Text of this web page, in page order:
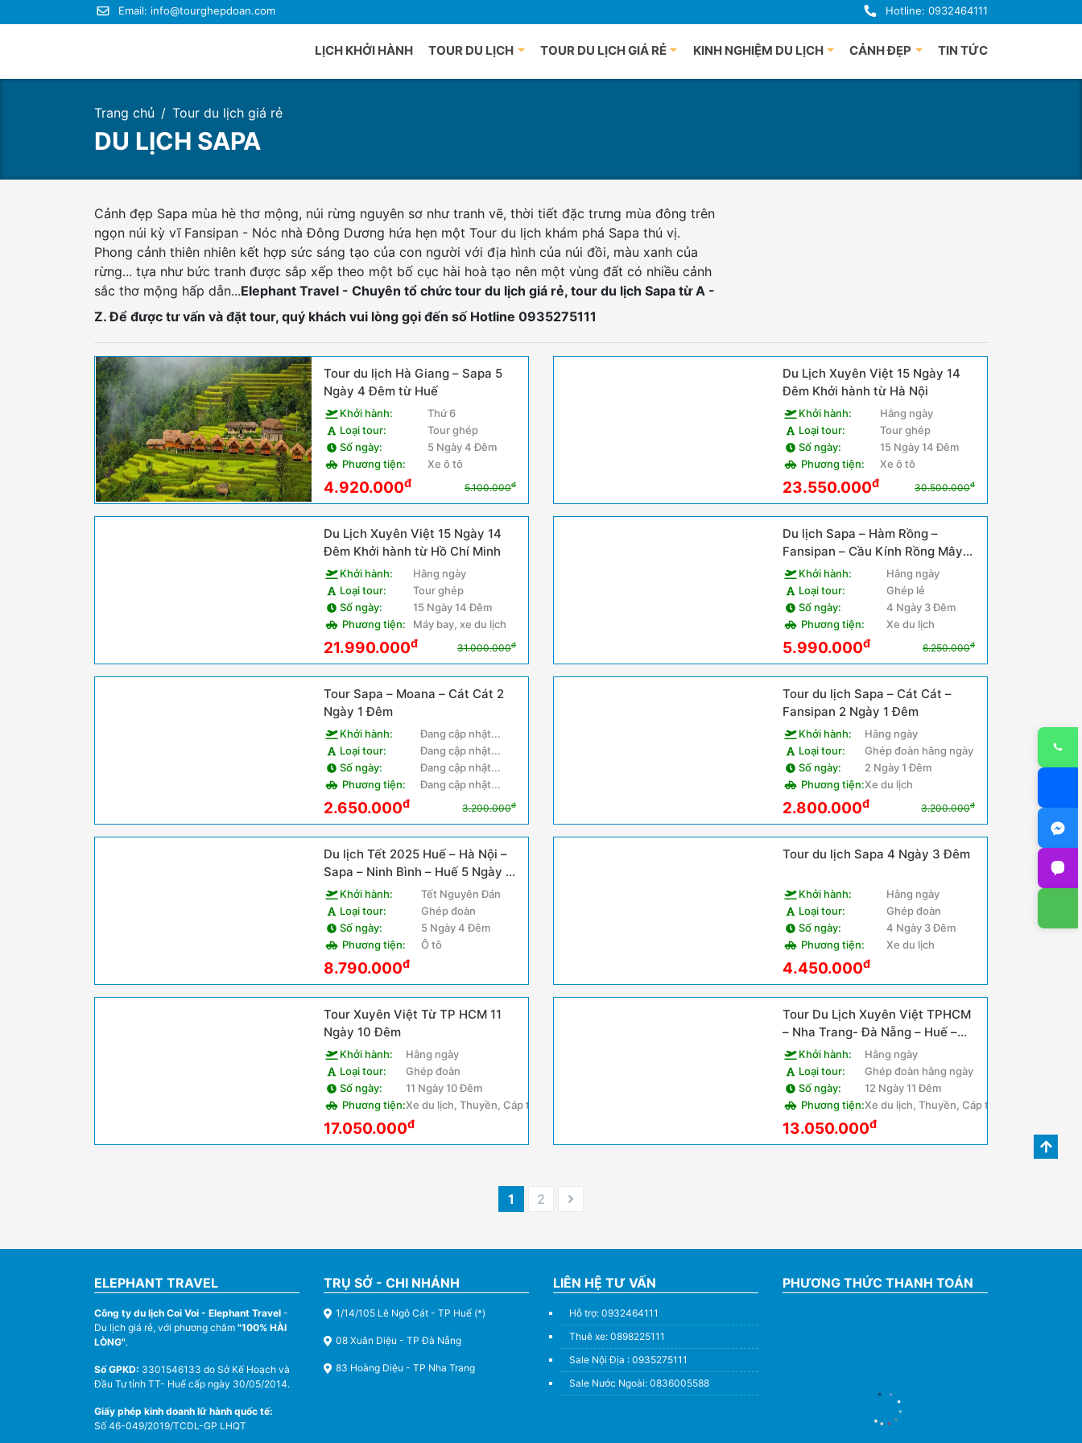
Email: info@tourghepdoan.com Hotline: 0932464111
LỊCH KHỞI HÀNH TOUR DU LỊCH
Du lịch Thái Lan
Du lịch Singapore
Du lịch Vĩnh Phúc
Du lịch Sapa
Du lịch Sơn La
Du lịch Cao Bằng
Du lịch Hà Giang
Du lịch Bắc Kạn
Du lịch Quảng Ngãi
Du lịch Nha Trang
Du lịch Bình Định
Du lịch Đà Lạt
Du lịch Phan Thiết
TOUR DU LỊCH GIÁ RẺ KINH NGHIỆM DU LỊCH CẢNH ĐẸP TIN TỨC
Trang chủ Tour du lịch giá rẻ
DU LỊCH SAPA
Cảnh đẹp Sapa mùa hè thơ mộng, núi rừng nguyên sơ như tranh vẽ, thời tiết đặc trưng mùa đông trên
ngọn núi kỳ vĩ Fansipan - Nóc nhà Đông Dương hứa hẹn một Tour du lịch khám phá Sapa thú vị.
Phong cảnh thiên nhiên kết hợp sức sáng tạo của con người với địa hình của núi đồi, màu xanh của
rừng... tựa như bức tranh được sắp xếp theo một bố cục hài hoà tạo nên một vùng đất có nhiều cảnh
sắc thơ mộng hấp dẫn...Elephant Travel - Chuyên tổ chức tour du lịch giá rẻ, tour du lịch Sapa từ A -
Z. Để được tư vấn và đặt tour, quý khách vui lòng gọi đến số Hotline 0935275111
Tour du lịch Hà Giang – Sapa 5
Ngày 4 Đêm từ Huế
Khởi hành:
Thứ 6
Loại tour:
Tour ghép
Số ngày:
5 Ngày 4 Đêm
Phương tiện:
Xe ô tô
4.920.000đ 5.100.000đ
Du Lịch Xuyên Việt 15 Ngày 14
Đêm Khởi hành từ Hà Nội
Khởi hành:
Hằng ngày
Loại tour:
Tour ghép
Số ngày:
15 Ngày 14 Đêm
Phương tiện:
Xe ô tô
23.550.000đ 30.500.000đ
Du Lịch Xuyên Việt 15 Ngày 14
Đêm Khởi hành từ Hồ Chí Minh
Khởi hành:
Hằng ngày
Loại tour:
Tour ghép
Số ngày:
15 Ngày 14 Đêm
Phương tiện:
Máy bay, xe du lịch
21.990.000đ 31.000.000đ
Du lịch Sapa – Hàm Rồng –
Fansipan – Cầu Kính Rồng Mây
5N4ĐKhởi hành:
Hằng ngày
Loại tour:
Ghép lẻ
Số ngày:
4 Ngày 3 Đêm
Phương tiện:
Xe du lịch
5.990.000đ 6.250.000đ
Tour Sapa – Moana – Cát Cát 2
Ngày 1 Đêm
Khởi hành:
Đang cập nhật...
Loại tour:
Đang cập nhật...
Số ngày:
Đang cập nhật...
Phương tiện:
Đang cập nhật...
2.650.000đ 3.200.000đ
Tour du lịch Sapa – Cát Cát –
Fansipan 2 Ngày 1 Đêm
Khởi hành:
Hằng ngày
Loại tour:
Ghép đoàn hằng ngày
Số ngày:
2 Ngày 1 Đêm
Phương tiện:Xe du lịch
2.800.000đ 3.200.000đ
Du lịch Tết 2025 Huế – Hà Nội –
Sapa – Ninh Bình – Huế 5 Ngày 4
ĐêmKhởi hành:
Tết Nguyên Đán
Loại tour:
Ghép đoàn
Số ngày:
5 Ngày 4 Đêm
Phương tiện:
Ô tô
8.790.000đ
Tour du lịch Sapa 4 Ngày 3 Đêm
Khởi hành:
Hằng ngày
Loại tour:
Ghép đoàn
Số ngày:
4 Ngày 3 Đêm
Phương tiện:
Xe du lịch
4.450.000đ
Tour Xuyên Việt Từ TP HCM 11
Ngày 10 Đêm
Khởi hành:
Hằng ngày
Loại tour:
Ghép đoàn
Số ngày:
11 Ngày 10 Đêm
Phương tiện:Xe du lịch, Thuyền, Cáp treo
17.050.000đ
Tour Du Lịch Xuyên Việt TPHCM
– Nha Trang- Đà Nẵng – Huế –
Quảng Bình – Hà Nội – Ninh Bình
– Sapa 12N11Đ
Khởi hành:
Hằng ngày
Loại tour:
Ghép đoàn hằng ngày
Số ngày:
12 Ngày 11 Đêm
Phương tiện:Xe du lịch, Thuyền, Cáp treo
13.050.000đ
1 2
ELEPHANT TRAVEL
Công ty du lịch Coi Voi - Elephant Travel -
Du lịch giá rẻ, với phương châm "100% HÀI
LÒNG".
Số GPKD: 3301546133 do Sở Kế Hoạch và
Đầu Tư tỉnh TT- Huế cấp ngày 30/05/2014.
Giấy phép kinh doanh lữ hành quốc tế:
Số 46-049/2019/TCDL-GP LHQT
TRỤ SỞ - CHI NHÁNH
1/14/105 Lê Ngô Cát - TP Huế (*)
08 Xuân Diệu - TP Đà Nẵng
83 Hoàng Diệu - TP Nha Trang
LIÊN HỆ TƯ VẤN
Hỗ trợ: 0932464111
Thuê xe: 0898225111
Sale Nội Địa : 0935275111
Sale Nước Ngoài: 0836005588
PHƯƠNG THỨC THANH TOÁN